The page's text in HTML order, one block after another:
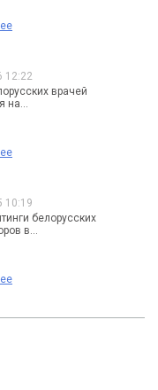
12:22
врачей
на...
10:19
белорусских
в...